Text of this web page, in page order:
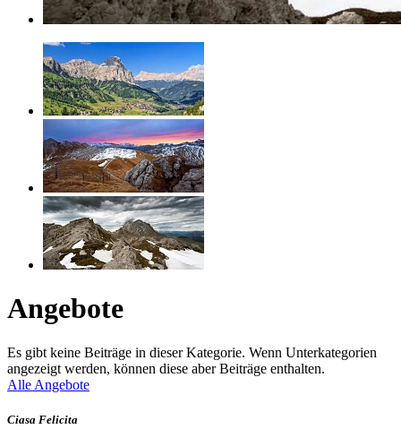
Angebote
Es gibt keine Beiträge in dieser Kategorie. Wenn Unterkategorien
angezeigt werden, können diese aber Beiträge enthalten.
Alle Angebote
Ciasa Felicita